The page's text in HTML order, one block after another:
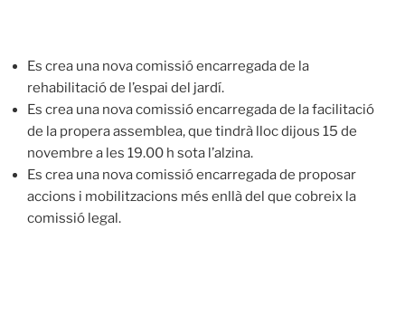
Es crea una nova comissió encarregada de la
rehabilitació de l’espai del jardí.
Es crea una nova comissió encarregada de la facilitació
de la propera assemblea, que tindrà lloc dijous 15 de
novembre a les 19.00 h sota l’alzina.
Es crea una nova comissió encarregada de proposar
accions i mobilitzacions més enllà del que cobreix la
comissió legal.